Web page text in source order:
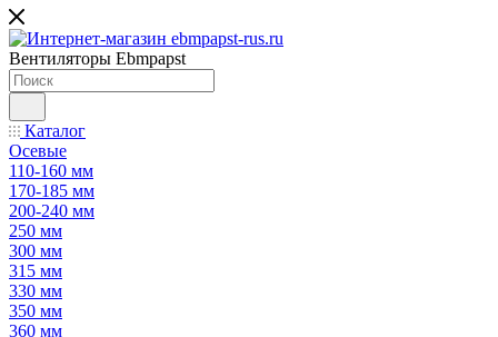
Вентиляторы Ebmpapst
Каталог
Осевые
110-160 мм
170-185 мм
200-240 мм
250 мм
300 мм
315 мм
330 мм
350 мм
360 мм